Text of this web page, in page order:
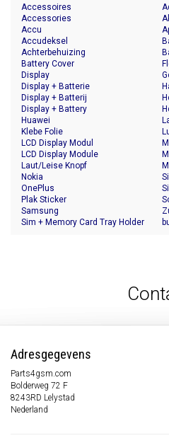
Accessoires
Accessories
Accu
Accudeksel
Achterbehuizing
Battery Cover
Display
Display + Batterie
Display + Batterij
Display + Battery
Huawei
Klebe Folie
LCD Display Modul
LCD Display Module
Laut/Leise Knopf
Nokia
OnePlus
Plak Sticker
Samsung
Sim + Memory Card Tray Holder
Adresgegevens
Parts4gsm.com
Bolderweg 72 F
8243RD Lelystad
Nederland